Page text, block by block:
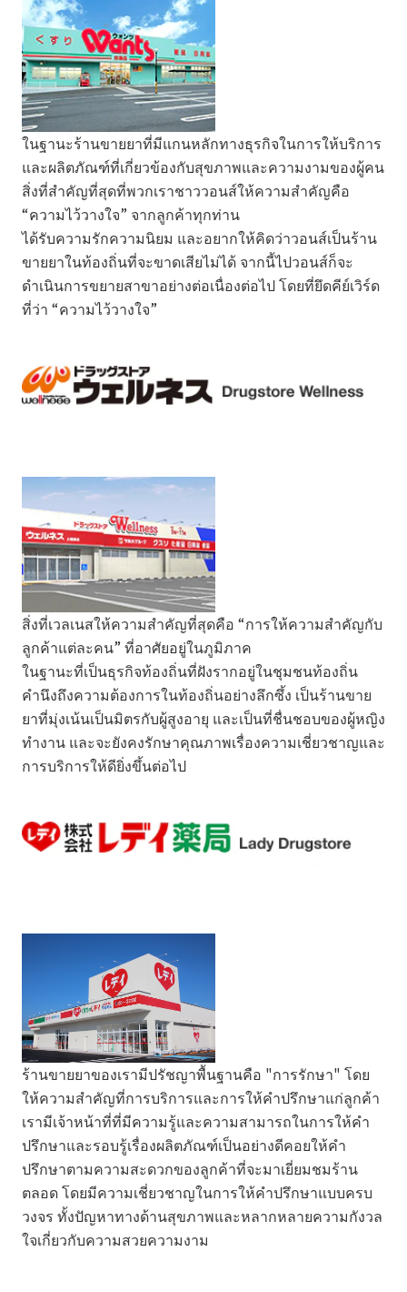
ในฐานะร้านขายยาที่มีแกนหลักทางธุรกิจในการให้บริการ
และผลิตภัณฑ์ที่เกี่ยวข้องกับสุขภาพและความงามของผู้คน
สิ่งที่สำคัญที่สุดที่พวกเราชาววอนส์ให้ความสำคัญคือ
“ความไว้วางใจ” จากลูกค้าทุกท่าน
ได้รับความรักความนิยม และอยากให้คิดว่าวอนส์เป็นร้าน
ขายยาในท้องถิ่นที่จะขาดเสียไม่ได้ จากนี้ไปวอนส์ก็จะ
ดำเนินการขยายสาขาอย่างต่อเนื่องต่อไป โดยที่ยึดคีย์เวิร์ด
ที่ว่า “ความไว้วางใจ”
สิ่งที่เวลเนสให้ความสำคัญที่สุดคือ “การให้ความสำคัญกับ
ลูกค้าแต่ละคน” ที่อาศัยอยู่ในภูมิภาค
ในฐานะที่เป็นธุรกิจท้องถิ่นที่ฝังรากอยู่ในชุมชนท้องถิ่น
คำนึงถึงความต้องการในท้องถิ่นอย่างลึกซึ้ง เป็นร้านขาย
ยาที่มุ่งเน้นเป็นมิตรกับผู้สูงอายุ และเป็นที่ชื่นชอบของผู้หญิง
ทำงาน และจะยังคงรักษาคุณภาพเรื่องความเชี่ยวชาญและ
การบริการให้ดียิ่งขึ้นต่อไป
ร้านขายยาของเรามีปรัชญาพื้นฐานคือ "การรักษา" โดย
ให้ความสำคัญที่การบริการและการให้คำปรึกษาแก่ลูกค้า
เรามีเจ้าหน้าที่ที่มีความรู้และความสามารถในการให้คำ
ปรึกษาและรอบรู้เรื่องผลิตภัณฑ์เป็นอย่างดีคอยให้คำ
ปรึกษาตามความสะดวกของลูกค้าที่จะมาเยี่ยมชมร้าน
ตลอด โดยมีความเชี่ยวชาญในการให้คำปรึกษาแบบครบ
วงจร ทั้งปัญหาทางด้านสุขภาพและหลากหลายความกังวล
ใจเกี่ยวกับความสวยความงาม